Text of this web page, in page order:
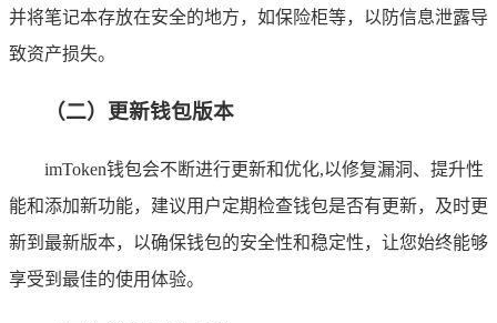
并将笔记本存放在安全的地方，如保险柜等，以防信息泄露导
致资产损失。
（二）更新钱包版本
imToken钱包会不断进行更新和优化,以修复漏洞、提升性
能和添加新功能，建议用户定期检查钱包是否有更新，及时更
新到最新版本，以确保钱包的安全性和稳定性，让您始终能够
享受到最佳的使用体验。